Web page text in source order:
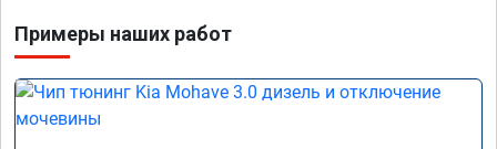
Примеры наших работ